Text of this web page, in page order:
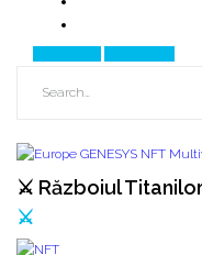
⚔️ Războiul
⚔️